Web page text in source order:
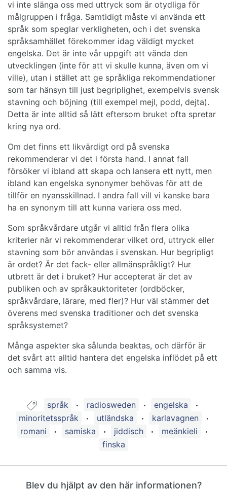
vi inte slänga oss med uttryck som är otydliga för
målgruppen i fråga. Samtidigt måste vi använda ett
språk som speglar verkligheten, och i det svenska
språksamhället förekommer idag väldigt mycket
engelska. Det är inte vår uppgift att vända den
utvecklingen (inte för att vi skulle kunna, även om vi
ville), utan i stället att ge språkliga rekommendationer
som tar hänsyn till just begriplighet, exempelvis svensk
stavning och böjning (till exempel mejl, podd, dejta).
Detta är inte alltid så lätt eftersom bruket ofta spretar
kring nya ord.
Om det finns ett likvärdigt ord på svenska
rekommenderar vi det i första hand. I annat fall
försöker vi ibland att skapa och lansera ett nytt, men
ibland kan engelska synonymer behövas för att de
tillför en nyansskillnad. I andra fall vill vi kanske bara
ha en synonym till att kunna variera oss med.
Som språkvårdare utgår vi alltid från flera olika
kriterier när vi rekommenderar vilket ord, uttryck eller
stavning som bör användas i svenskan. Hur begripligt
är ordet? Är det fack- eller allmänspråkligt? Hur
utbrett är det i bruket? Hur accepterat är det av
publiken och av språkauktoriteter (ordböcker,
språkvårdare, lärare, med fler)? Hur väl stämmer det
överens med svenska traditioner och det svenska
språksystemet?
Många aspekter ska sålunda beaktas, och därför är
det svårt att alltid hantera det engelska inflödet på ett
och samma vis.
Guide taggad med:
språk radiosweden
engelska
minoritetsspråk
utländska
karlavagnen
romani
samiska jiddisch
meänkieli
finska
Blev du hjälpt av den här informationen?